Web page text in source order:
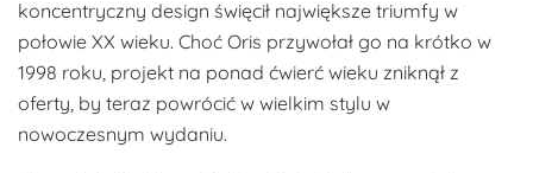
koncentryczny design święcił największe triumfy w
połowie XX wieku. Choć Oris przywołał go na krótko w
1998 roku, projekt na ponad ćwierć wieku zniknął z
oferty, by teraz powrócić w wielkim stylu w
nowoczesnym wydaniu.